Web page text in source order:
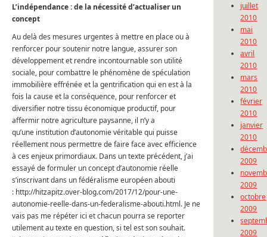
L’indépendance : de la nécessité d’actualiser un
concept
Au delà des mesures urgentes à mettre en place ou à
renforcer pour soutenir notre langue, assurer son
développement et rendre incontournable son utilité
sociale, pour combattre le phénomène de spéculation
immobilière effrénée et la gentrification qui en est à la
fois la cause et la conséquence, pour renforcer et
diversifier notre tissu économique productif, pour
affermir notre agriculture paysanne, il n’y a
qu’une institution d’autonomie véritable qui puisse
réellement nous permettre de faire face avec efficience
à ces enjeux primordiaux. Dans un texte précédent, j’ai
essayé de formuler un concept d’autonomie réelle
s’inscrivant dans un fédéralisme européen abouti
: http://hitzapitz.over-blog.com/2017/12/pour-une-
autonomie-reelle-dans-un-federalisme-abouti.html. Je ne
vais pas me répéter ici et chacun pourra se reporter
utilement au texte en question, si tel est son souhait.
juillet
2010
mai
2010
avril
2010
mars
2010
février
2010
janvier
2010
2009
2009
octobre
2009
2009